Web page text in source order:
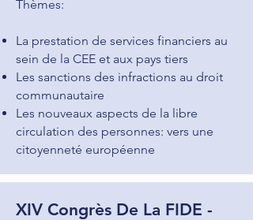
Thèmes:
La prestation de services financiers au
sein de la CEE et aux pays tiers
Les sanctions des infractions au droit
communautaire
Les nouveaux aspects de la libre
circulation des personnes: vers une
citoyenneté européenne
XIV Congrès De La FIDE -